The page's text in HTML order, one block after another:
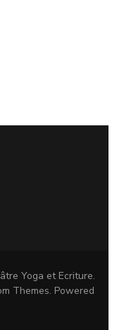
Yoga et Ecriture.
Themes. Powered